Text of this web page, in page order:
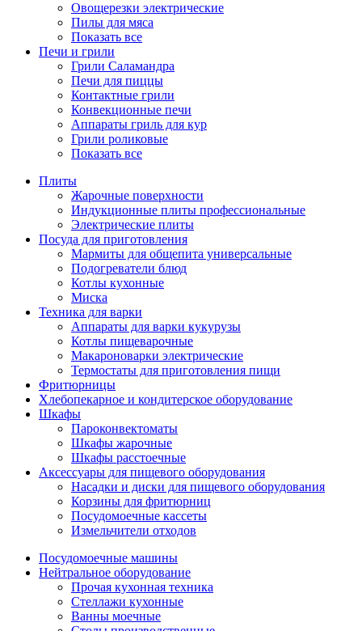
Овощерезки электрические
Пилы для мяса
Показать все
Печи и грили
Грили Саламандра
Печи для пиццы
Контактные грили
Конвекционные печи
Аппараты гриль для кур
Грили роликовые
Показать все
Плиты
Жарочные поверхности
Индукционные плиты профессиональные
Электрические плиты
Посуда для приготовления
Мармиты для общепита универсальные
Подогреватели блюд
Котлы кухонные
Миска
Техника для варки
Аппараты для варки кукурузы
Котлы пищеварочные
Макароноварки электрические
Термостаты для приготовления пищи
Фритюрницы
Хлебопекарное и кондитерское оборудование
Шкафы
Пароконвектоматы
Шкафы жарочные
Шкафы расстоечные
Аксессуары для пищевого оборудования
Насадки и диски для пищевого оборудования
Корзины для фритюрниц
Посудомоечные кассеты
Измельчители отходов
Посудомоечные машины
Нейтральное оборудование
Прочая кухонная техника
Стеллажи кухонные
Ванны моечные